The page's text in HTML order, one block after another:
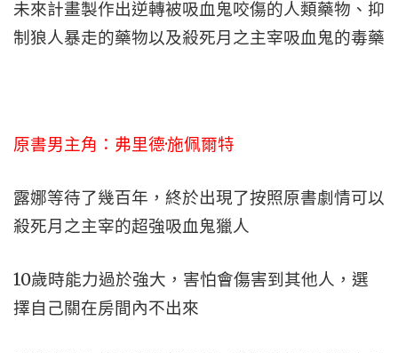
未來計畫製作出逆轉被吸血鬼咬傷的人類藥物、抑
制狼人暴走的藥物以及殺死月之主宰吸血鬼的毒藥
原書男主角：弗里德·施佩爾特
露娜等待了幾百年，終於出現了按照原書劇情可以
殺死月之主宰的超強吸血鬼獵人
10歲時能力過於強大，害怕會傷害到其他人，選
擇自己關在房間內不出來